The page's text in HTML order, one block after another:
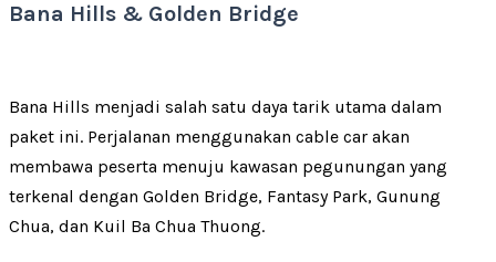
Bana Hills & Golden Bridge
Bana Hills menjadi salah satu daya tarik utama dalam
paket ini. Perjalanan menggunakan cable car akan
membawa peserta menuju kawasan pegunungan yang
terkenal dengan Golden Bridge, Fantasy Park, Gunung
Chua, dan Kuil Ba Chua Thuong.